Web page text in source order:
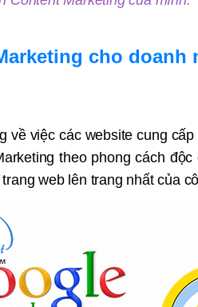
cho doanh
về việc các website cung
theo phong cách
web lên trang nhất của